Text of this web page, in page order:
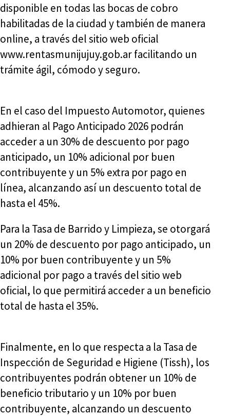
disponible en todas las bocas de cobro
habilitadas de la ciudad y también de manera
online, a través del sitio web oficial
www.rentasmunijujuy.gob.ar facilitando un
trámite ágil, cómodo y seguro.
En el caso del Impuesto Automotor, quienes
adhieran al Pago Anticipado 2026 podrán
acceder a un 30% de descuento por pago
anticipado, un 10% adicional por buen
contribuyente y un 5% extra por pago en
línea, alcanzando así un descuento total de
hasta el 45%.
Para la Tasa de Barrido y Limpieza, se otorgará
un 20% de descuento por pago anticipado, un
10% por buen contribuyente y un 5%
adicional por pago a través del sitio web
oficial, lo que permitirá acceder a un beneficio
total de hasta el 35%.
Finalmente, en lo que respecta a la Tasa de
Inspección de Seguridad e Higiene (Tissh), los
contribuyentes podrán obtener un 10% de
beneficio tributario y un 10% por buen
contribuyente, alcanzando un descuento